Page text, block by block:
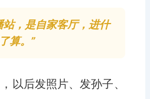
站，是自家客厅，进什
算。”
以后发照片、发孙子、